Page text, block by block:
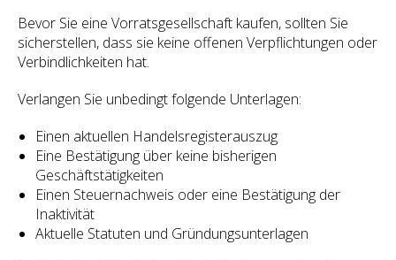
Bevor Sie eine Vorratsgesellschaft kaufen, sollten Sie
sicherstellen, dass sie keine offenen Verpflichtungen oder
Verbindlichkeiten hat.
Verlangen Sie unbedingt folgende Unterlagen:
Einen aktuellen Handelsregisterauszug
Eine Bestätigung über keine bisherigen
Geschäftstätigkeiten
Einen Steuernachweis oder eine Bestätigung der
Inaktivität
Aktuelle Statuten und Gründungsunterlagen